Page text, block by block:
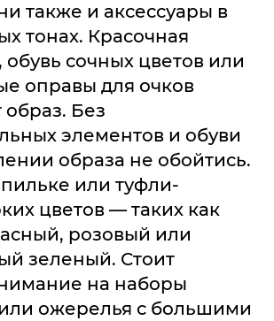
также и аксессуары в
тонах. Красочная
сочных цветов или
оправы для очков
Без
элементов и обуви
образа не обойтись.
или туфли-
цветов — таких как
розовый или
зеленый. Стоит
на наборы
ожерелья с большими